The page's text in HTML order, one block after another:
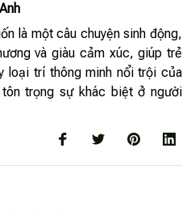
là một câu chuyện sinh động,
và giàu cảm xúc, giúp trẻ
loại trí thông minh nổi trội của
trọng sự khác biệt ở người